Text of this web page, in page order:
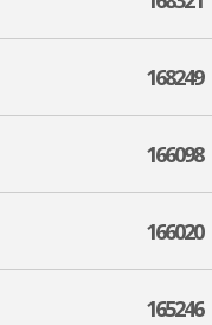
168249
166098
166020
165246